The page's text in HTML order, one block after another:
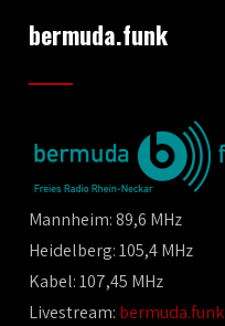
bermuda.funk
Mannheim: 89,6 MHz
Heidelberg: 105,4 MHz
Kabel: 107,45 MHz
Livestream: bermuda.funk